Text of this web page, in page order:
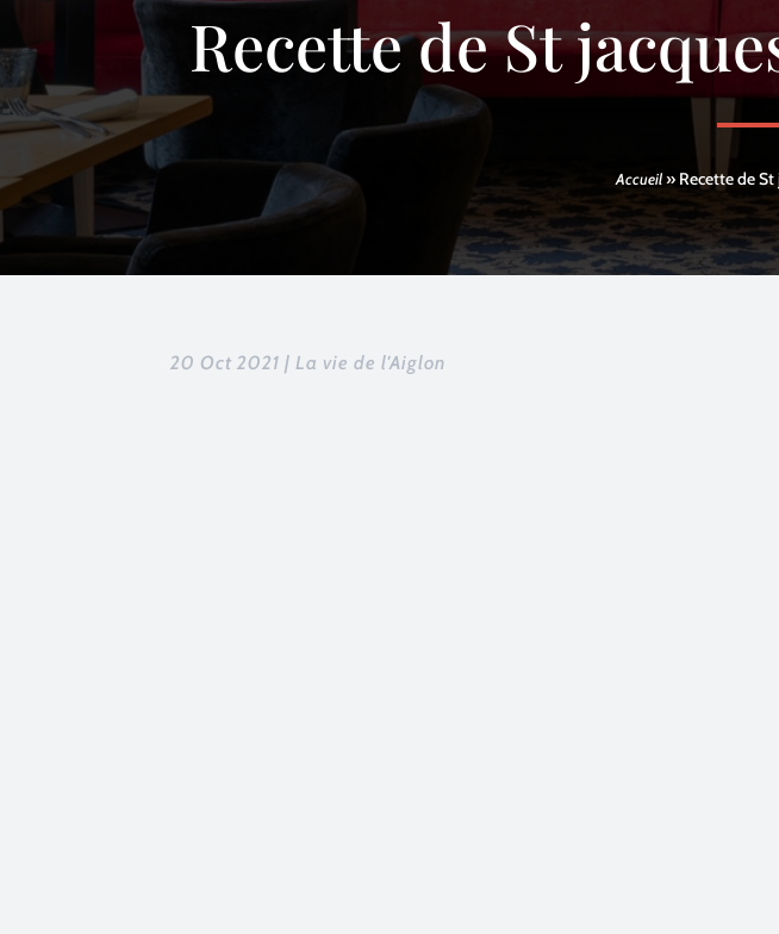
Recette de St
Accueil» Recette de
20 Oct 2021 |La vie de l'Aiglon